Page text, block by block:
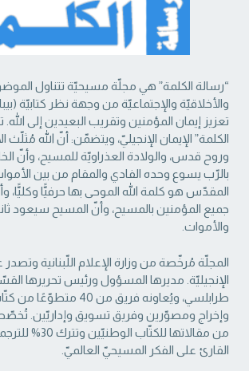
“رسالة الكلمة” هي مجلّة مسيحيّة تتناول
والأخلاقيّة والإجتماعيّة من ‏وجهة نظر كتابيّة
تعزيز إيمان المؤمنين وتقريب البعيدين إلى الله.
‏الكلمة” الإيمان الإنجيليّ، ويتضمّن: أنّ الله مُثلّث
وروح قدس، والولادة العذراويّة ‏للمسيح، وأنّ
بالرّب يسوع وحده الفادي والمقام من بين
‏المقدّس هو كلمة الله الموحى بها حرفيًّا وكليًّا،
جميع المؤمنين بالمسيح، وأنّ المسيح ‏سيعود
والأموات. ‏
المجلّة مُرخّصة من وزارة الإعلام اللّبنانية
الإنجيليّة. مديرها المسؤول ‏ورئيس تحريرها
طرابلسي، ويُعاونه فريق من
من مقالاتها للكتّاب
القارئ على الفكر المسيحيّ العالميّ.‏